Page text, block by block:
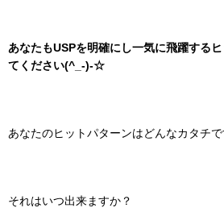
あなたもUSPを明確にし一気に飛躍する
てください(^_-)-☆
あなたのヒットパターンはどんなカタチで
それはいつ出来ますか？